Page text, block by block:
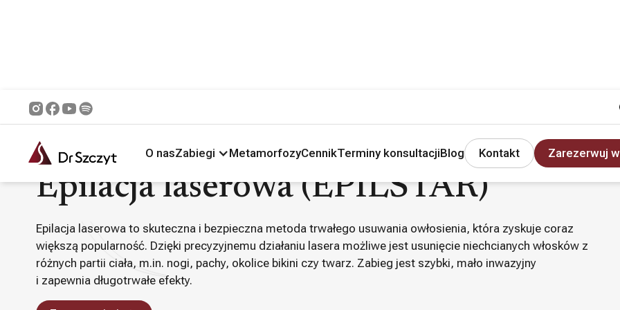
O nasZabiegi MetamorfozyCennikTerminy konsultacjiBlog Kontakt Zarezerwuj
Główna /Zabiegi /
Epilacja laserowa (EPILSTAR)
Epilacja laserowa to skuteczna i bezpieczna metoda trwałego usuwania owłosienia, która zyskuje coraz
większą popularność. Dzięki precyzyjnemu działaniu lasera możliwe jest usunięcie niechcianych włosków z
różnych partii ciała, m.in. nogi, pachy, okolice bikini czy twarz. Zabieg jest szybki, mało inwazyjny
i zapewnia długotrwałe efekty.